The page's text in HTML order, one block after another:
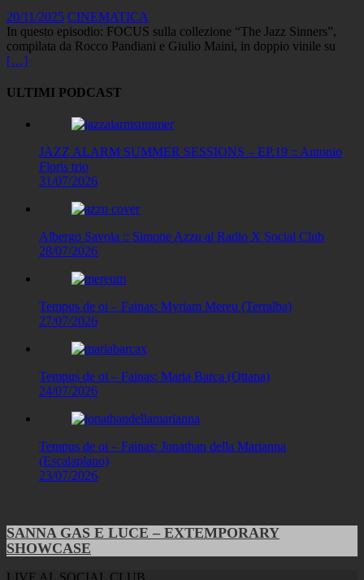
20/11/2025 CINEMATICA
In questo episodio: FOCUS sulla collezione “The Jazz Sinners”,
compilata da Rocco Pandiani e Giulio Maini, in doppio vinile su
[…]
ULTIMI PODCAST
JAZZ ALARM SUMMER SESSIONS – EP.19 :: Antonio
Floris trio
31/07/2026
Albergo Savoia :: Simone Azzu al Radio X Social Club
28/07/2026
Tempus de oi – Fainas: Myriam Mereu (Terralba)
27/07/2026
Tempus de oi – Fainas: Maria Barca (Ottana)
24/07/2026
Tempus de oi – Fainas: Jonathan della Marianna
(Escalaplano)
23/07/2026
SANNA GAS E LUCE – EXTEMPORARY
SHOWCASE